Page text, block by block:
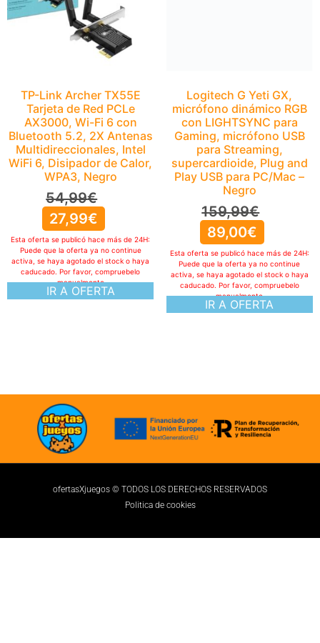
TP-Link Archer TX55E
Tarjeta de Red PCLe
AX3000, Wi-Fi 6 con
Bluetooth 5.2, 2X Antenas
Multidireccionales, Intel
WiFi 6, Disipador de Calor,
WPA3, Negro
54,99€
27,99€
IR A OFERTA
Esta oferta se publicó hace más de 24H:
Puede que la oferta ya no continue
activa, se haya agotado el stock o haya
caducado. Por favor, compruebelo
manualmente
IR A OFERTA
Esta oferta se publicó hace más de 24H:
Puede que la oferta ya no continue
activa, se haya agotado el stock o haya
caducado. Por favor, compruebelo
manualmente
Politica de cookies